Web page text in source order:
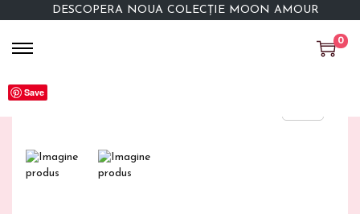
DESCOPERĂ NOUA COLECȚIE MOON AMOUR
0
Save